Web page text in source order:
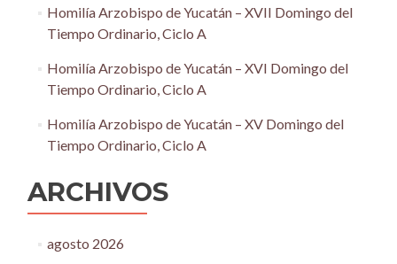
Homilía Arzobispo de Yucatán – XVII Domingo del
Tiempo Ordinario, Ciclo A
Homilía Arzobispo de Yucatán – XVI Domingo del
Tiempo Ordinario, Ciclo A
Homilía Arzobispo de Yucatán – XV Domingo del
Tiempo Ordinario, Ciclo A
ARCHIVOS
agosto 2026